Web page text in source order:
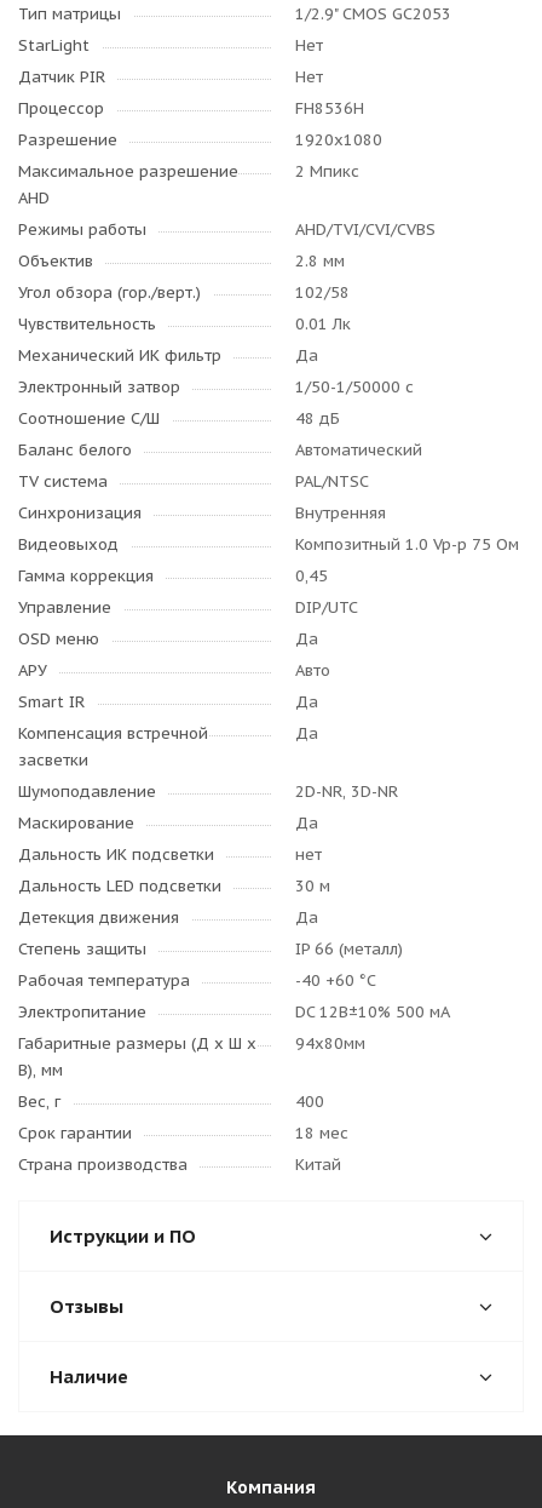
Тип матрицы
1/2.9" CMOS GС2053
StarLight
Нет
Датчик PIR
Нет
Процессор
FH8536H
Разрешение
1920х1080
Максимальное разрешение
AHD
2 Мпикс
Режимы работы
AHD/TVI/CVI/CVBS
Объектив
2.8 мм
Угол обзора (гор./верт.)
102/58
Чувствительность
0.01 Лк
Механический ИК фильтр
Да
Электронный затвор
1/50-1/50000 c
Соотношение С/Ш
48 дБ
Баланс белого
Автоматический
TV система
PAL/NTSC
Синхронизация
Внутренняя
Видеовыход
Композитный 1.0 Vp-p 75 Ом
Гамма коррекция
0,45
Управление
DIP/UTC
OSD меню
Да
АРУ
Авто
Smart IR
Да
Компенсация встречной
засветки
Да
Шумоподавление
2D-NR, 3D-NR
Маскирование
Да
Дальность ИК подсветки
нет
Дальность LED подсветки
30 м
Детекция движения
Да
Степень защиты
IP 66 (металл)
Рабочая температура
-40 +60 °C
Электропитание
DC 12B±10% 500 мА
Габаритные размеры (Д x Ш x
В), мм
94х80мм
Вес, г
400
Срок гарантии
18 мес
Страна производства
Китай
Иструкции и ПО
Отзывы
Наличие
Компания